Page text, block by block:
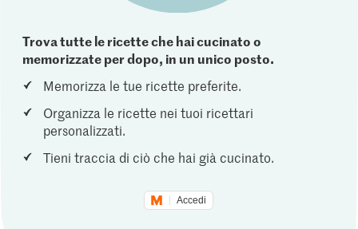
Trova tutte le ricette che hai cucinato o
memorizzate per dopo, in un unico posto.
Memorizza le tue ricette preferite.
Organizza le ricette nei tuoi ricettari
personalizzati.
Tieni traccia di ciò che hai già cucinato.
Accedi